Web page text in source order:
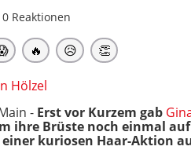
0 Reaktionen
🔥 😥 👏
Hölzel
- Erst vor Kurzem gab
ihre Brüste noch einmal
kuriosen Haar-Aktion